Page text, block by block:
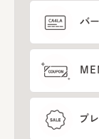
バ
プ